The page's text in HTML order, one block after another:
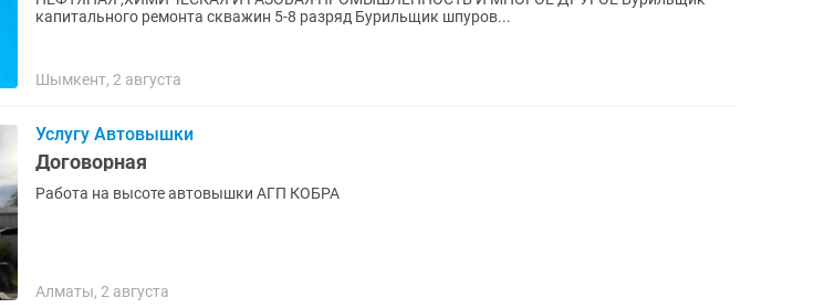
капитaльногo ремонта cквaжин 5-8 рaзряд Буpильщик шпуpoв...
Шымкент, 2 августа
Услугу Автовышки
Договорная
Работа на высоте автовышки АГП КОБРА
Алматы, 2 августа